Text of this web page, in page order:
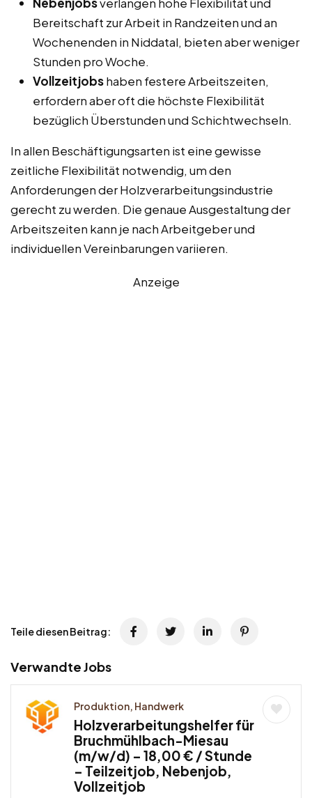
Bereitschaft zur Arbeit in Randzeiten und an
Wochenenden in Niddatal, bieten aber weniger
Stunden pro Woche.
Vollzeitjobshaben festere Arbeitszeiten,
erfordern aber oft die höchste Flexibilität
bezüglich Überstunden und Schichtwechseln.
In allen Beschäftigungsarten ist eine gewisse
zeitliche Flexibilität notwendig, um den
Anforderungen der Holzverarbeitungsindustrie
gerecht zu werden. Die genaue Ausgestaltung der
Arbeitszeiten kann je nach Arbeitgeber und
individuellen Vereinbarungen variieren.
Anzeige
Teile diesen Beitrag:
Verwandte Jobs
Produktion, Handwerk
Holzverarbeitungshelfer für
Bruchmühlbach-Miesau
(m/w/d) – 18,00 € / Stunde
– Teilzeitjob, Nebenjob,
Vollzeitjob